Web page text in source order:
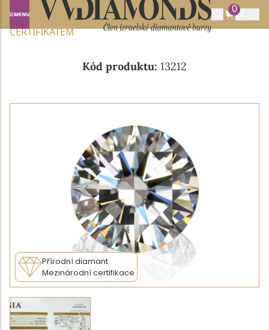
0
Domů NABÍDKA DIAMANTŮ
0.90CT I/VS2 S GIA
CERTIFIKÁTEM
Kód produktu: 13212
Přírodní diamant
Mezinárodní certifikace